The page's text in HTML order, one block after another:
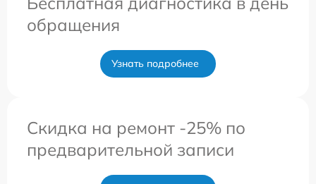
обращения
Узнать подробнее
Скидка на ремонт -25% по
предварительной записи